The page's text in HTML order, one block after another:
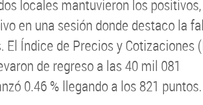
locales mantuvieron los positivos,
en una sesión donde destaco la
Índice de Precios y Cotizaciones
de regreso a las 40 mil 081
0.46 % llegando a los 821 puntos.